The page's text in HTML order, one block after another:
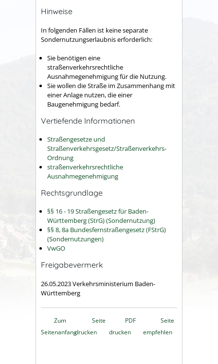
Hinweise
In folgenden Fällen ist keine separate
Sondernutzungserlaubnis erforderlich:
Sie benötigen eine
straßenverkehrsrechtliche
Ausnahmegenehmigung für die Nutzung.
Sie wollen die Straße im Zusammenhang mit
einer Anlage nutzen, die einer
Baugenehmigung bedarf.
Vertiefende Informationen
Straßengesetze und
Straßenverkehrsgesetz/Straßenverkehrs-
Ordnung
straßenverkehrsrechtliche
Ausnahmegenehmigung
Rechtsgrundlage
§§ 16 - 19 Straßengesetz für Baden-
Württemberg (StrG) (Sondernutzung)
§§ 8, 8a Bundesfernstraßengesetz (FStrG)
(Sondernutzungen)
VwGO
Freigabevermerk
26.05.2023 Verkehrsministerium Baden-
Württemberg
Zum
Seitenanfang
Seite
drucken
PDF
drucken
Seite
empfehlen